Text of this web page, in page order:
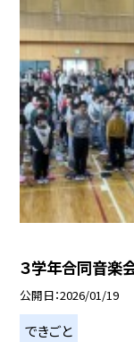
３学年合同音楽
公開日 2026/01/19
できごと